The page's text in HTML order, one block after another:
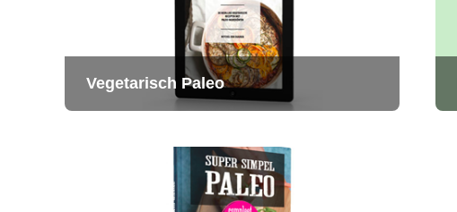
Vegetarisch Paleo